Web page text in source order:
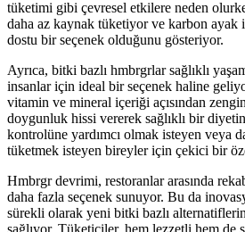
tüketimi gibi çevresel etkilere neden
daha az kaynak tüketiyor ve karbon ayak
dostu bir seçenek olduğunu gösteriyor.
Ayrıca, bitki bazlı hmbrgrlar sağlıklı
insanlar için ideal bir seçenek haline
vitamin ve mineral içeriği açısından
doygunluk hissi vererek sağlıklı bir
kontrolüne yardımcı olmak isteyen veya
tüketmek isteyen bireyler için çekici bir
Hmbrgr devrimi, restoranlar arasında
daha fazla seçenek sunuyor. Bu da
sürekli olarak yeni bitki bazlı alternatiflerin